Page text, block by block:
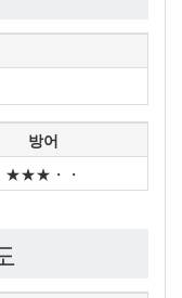
방어
★★★・・